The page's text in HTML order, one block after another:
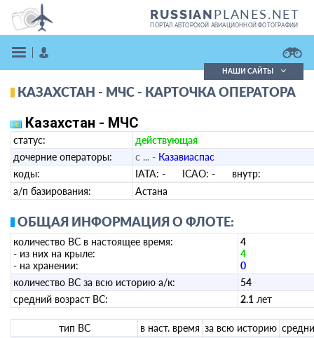
RUSSIANPLANES.NET
ПОРТАЛ АВТОРСКОЙ АВИАЦИОННОЙ ФОТОГРАФИИ
ВОЙТИ
Поиск фотографий
Кратко
НАШИ САЙТЫ
КАЗАХСТАН - МЧС - КАРТОЧКА ОПЕРАТОРА
Казахстан - МЧС
статус:
действующая
дочерние операторы:
с ... - Казавиаспас
коды:
IATA: - ICAO: - внутр:
а/п базирования:
Астана
ОБЩАЯ ИНФОРМАЦИЯ О ФЛОТЕ:
количество ВС в настоящее время:
- из них на крыле:
- на хранении:
4
4
0
количество ВС за всю историю а/к:
54
средний возраст ВС:
2.1 лет
тип ВС в наст. время за всю историю